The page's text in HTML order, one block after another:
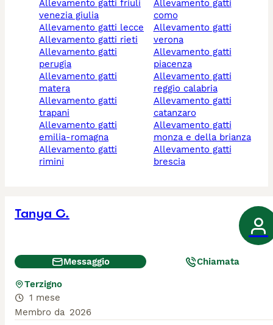
allevamento gatti friuli
venezia giulia
allevamento gatti lecce
allevamento gatti rieti
allevamento gatti
perugia
allevamento gatti
matera
allevamento gatti
trapani
allevamento gatti
emilia-romagna
allevamento gatti
rimini
allevamento gatti
como
allevamento gatti
verona
allevamento gatti
piacenza
allevamento gatti
reggio calabria
allevamento gatti
catanzaro
allevamento gatti
monza e della brianza
allevamento gatti
brescia
Tanya C.
Messaggio Chiamata
Terzigno
1 mese
Membro da 2026